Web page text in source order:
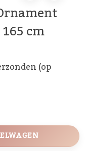
cm
(op